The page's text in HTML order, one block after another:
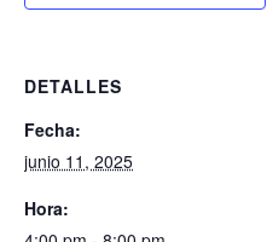
DETALLES
Fecha:
junio 11, 2025
Hora: